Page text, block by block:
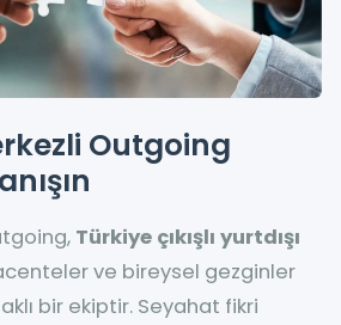
Outgoing
Türkiye çıkışlı yurtdışı
ve bireysel gezginler
bir ekiptir. Seyahat fikri